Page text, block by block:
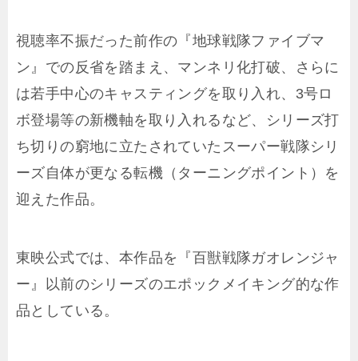
視聴率不振だった前作の『地球戦隊ファイブマ
ン』での反省を踏まえ、マンネリ化打破、さらに
は若手中心のキャスティングを取り入れ、3号ロ
ボ登場等の新機軸を取り入れるなど、シリーズ打
ち切りの窮地に立たされていたスーパー戦隊シリ
ーズ自体が更なる転機（ターニングポイント）を
迎えた作品。
東映公式では、本作品を『百獣戦隊ガオレンジャ
ー』以前のシリーズのエポックメイキング的な作
品としている。